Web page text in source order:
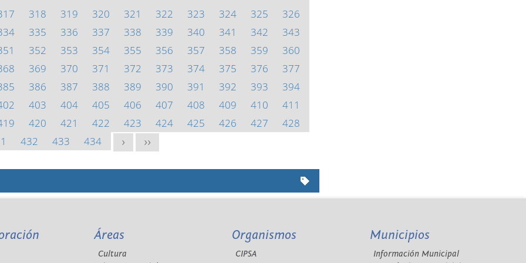
318 319 320 321 322 323 324 325
326
335 336 337 338 339 340 341 342
343
352 353 354 355 356 357 358 359
360
369 370 371 372 373 374 375 376
377
386 387 388 389 390 391 392 393
394
403 404 405 406 407 408 409 410
411
420 421 422 423 424 425 426 427
428
432 433 434 > >>
Áreas
Cultura
Organismos
CIPSA
Municipios
Información Municipal